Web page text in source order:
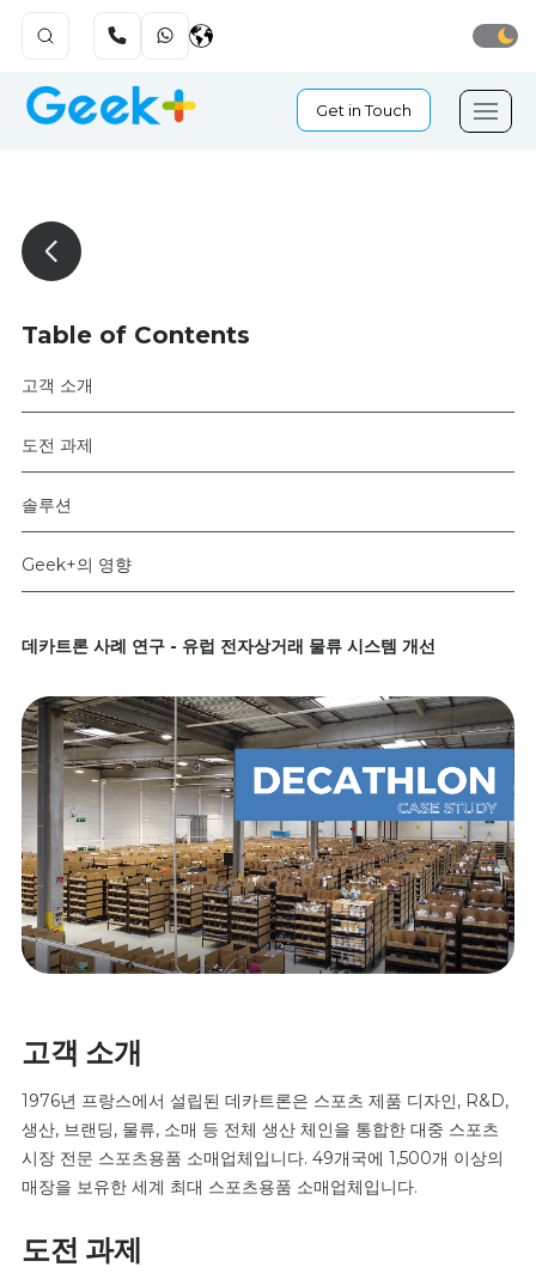
Get in Touch
Table of Contents
고객 소개
도전 과제
솔루션
Geek+의 영향
데카트론 사례 연구 - 유럽 전자상거래 물류 시스템 개선
고객 소개
1976년 프랑스에서 설립된 데카트론은 스포츠 제품 디자인, R&D,
생산, 브랜딩, 물류, 소매 등 전체 생산 체인을 통합한 대중 스포츠
시장 전문 스포츠용품 소매업체입니다. 49개국에 1,500개 이상의
매장을 보유한 세계 최대 스포츠용품 소매업체입니다.
도전 과제